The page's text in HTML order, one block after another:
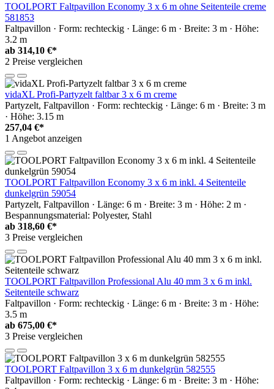
TOOLPORT Faltpavillon Economy 3 x 6 m ohne Seitenteile creme
581853
Faltpavillon · Form: rechteckig · Länge: 6 m · Breite: 3 m · Höhe:
3.2 m
ab 314,10 €*
2 Preise vergleichen
vidaXL Profi-Partyzelt faltbar 3 x 6 m creme
Partyzelt, Faltpavillon · Form: rechteckig · Länge: 6 m · Breite: 3 m
· Höhe: 3.15 m
257,04 €*
1 Angebot anzeigen
TOOLPORT Faltpavillon Economy 3 x 6 m inkl. 4 Seitenteile
dunkelgrün 59054
Partyzelt, Faltpavillon · Länge: 6 m · Breite: 3 m · Höhe: 2 m ·
Bespannungsmaterial: Polyester, Stahl
ab 318,60 €*
3 Preise vergleichen
TOOLPORT Faltpavillon Professional Alu 40 mm 3 x 6 m inkl.
Seitenteile schwarz
Faltpavillon · Form: rechteckig · Länge: 6 m · Breite: 3 m · Höhe:
3.5 m
ab 675,00 €*
3 Preise vergleichen
TOOLPORT Faltpavillon 3 x 6 m dunkelgrün 582555
Faltpavillon · Form: rechteckig · Länge: 6 m · Breite: 3 m · Höhe: